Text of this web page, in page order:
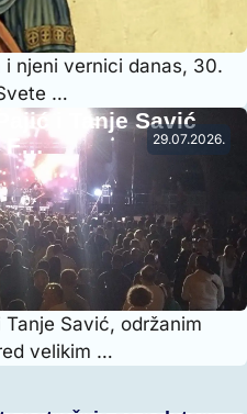
njeni vernici danas, 30.
…
29.07.2026.
i Tanje Savić
F…
Savić, održanim
velikim …